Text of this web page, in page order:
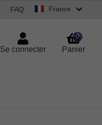
France
FAQ
Se connecter Panier
0